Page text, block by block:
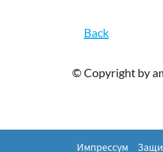
Back
© Copyright by
Импрессум